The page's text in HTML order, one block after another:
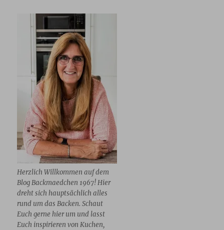
Herzlich Willkommen auf dem
Blog Backmaedchen 1967! Hier
dreht sich hauptsächlich alles
rund um das Backen. Schaut
Euch gerne hier um und lasst
Euch inspirieren von Kuchen,